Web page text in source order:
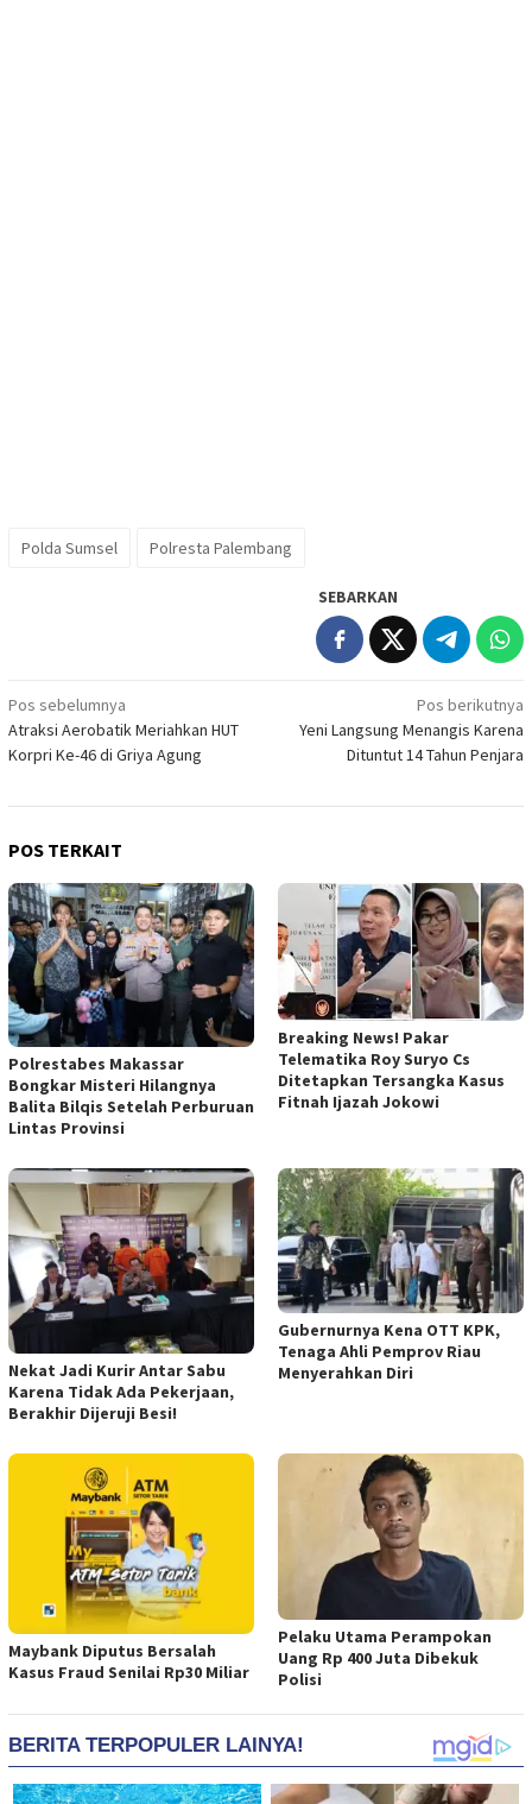
Polda Sumsel Polresta Palembang
SEBARKAN
Navigasi
pos
Pos sebelumnya
Atraksi Aerobatik Meriahkan HUT
Korpri Ke-46 di Griya Agung
Pos berikutnya
Yeni Langsung Menangis Karena
Dituntut 14 Tahun Penjara
POS TERKAIT
Polrestabes Makassar
Bongkar Misteri Hilangnya
Balita Bilqis Setelah Perburuan
Lintas Provinsi
Breaking News! Pakar
Telematika Roy Suryo Cs
Ditetapkan Tersangka Kasus
Fitnah Ijazah Jokowi
Nekat Jadi Kurir Antar Sabu
Karena Tidak Ada Pekerjaan,
Berakhir Dijeruji Besi!
Gubernurnya Kena OTT KPK,
Tenaga Ahli Pemprov Riau
Menyerahkan Diri
Maybank Diputus Bersalah
Kasus Fraud Senilai Rp30 Miliar
Pelaku Utama Perampokan
Uang Rp 400 Juta Dibekuk
Polisi